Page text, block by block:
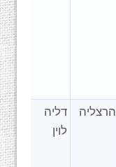
הרצליה
דליה
לוין